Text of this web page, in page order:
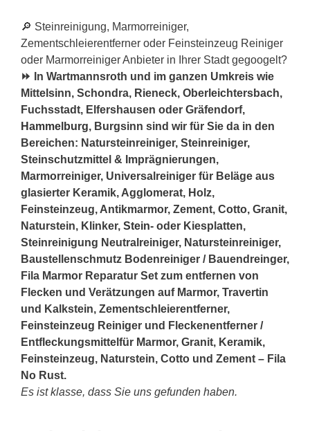
🔎 Steinreinigung, Marmorreiniger,
Zementschleierentferner oder Feinsteinzeug Reiniger
oder Marmorreiniger Anbieter in Ihrer Stadt gegoogelt?
⏩ In Wartmannsroth und im ganzen Umkreis wie
Mittelsinn, Schondra, Rieneck, Oberleichtersbach,
Fuchsstadt, Elfershausen oder Gräfendorf,
Hammelburg, Burgsinn sind wir für Sie da in den
Bereichen: Natursteinreiniger, Steinreiniger,
Steinschutzmittel & Imprägnierungen,
Marmorreiniger, Universalreiniger für Beläge aus
glasierter Keramik, Agglomerat, Holz,
Feinsteinzeug, Antikmarmor, Zement, Cotto, Granit,
Naturstein, Klinker, Stein- oder Kiesplatten,
Steinreinigung Neutralreiniger, Natursteinreiniger,
Baustellenschmutz Bodenreiniger / Bauendreinger,
Fila Marmor Reparatur Set zum entfernen von
Flecken und Verätzungen auf Marmor, Travertin
und Kalkstein, Zementschleierentferner,
Feinsteinzeug Reiniger und Fleckenentferner /
Entfleckungsmittelfür Marmor, Granit, Keramik,
Feinsteinzeug, Naturstein, Cotto und Zement – Fila
No Rust.
Es ist klasse, dass Sie uns gefunden haben.